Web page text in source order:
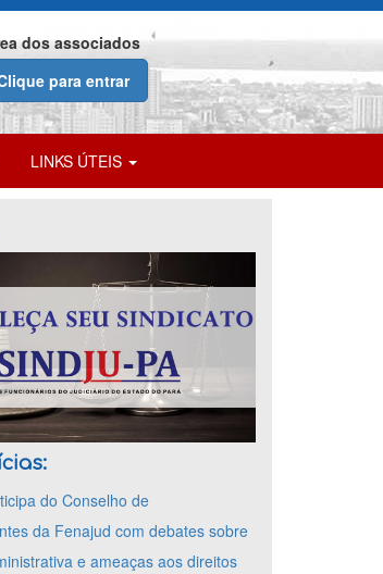
dos associados
para entrar
LINKS ÚTEIS
do Conselho de
da Fenajud com debates sobre
e ameaças aos direitos